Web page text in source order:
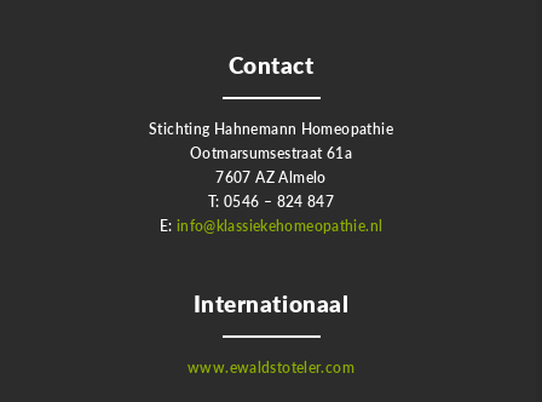
Contact
Stichting Hahnemann Homeopathie
Ootmarsumsestraat 61a
7607 AZ Almelo
T: 0546 – 824 847
E: info@klassiekehomeopathie.nl
Internationaal
www.ewaldstoteler.com